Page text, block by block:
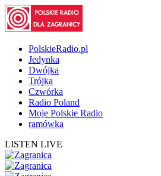
PolskieRadio.pl
Jedynka
Dwójka
Trójka
Czwórka
Radio Poland
Moje Polskie Radio
ramówka
LISTEN LIVE